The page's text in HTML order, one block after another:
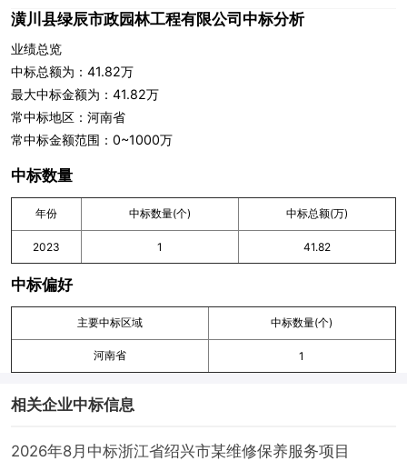
潢川县绿辰市政园林工程有限公司中标分析
业绩总览
中标总额为：41.82万
最大中标金额为：41.82万
常中标地区：河南省
常中标金额范围：0~1000万
中标数量
年份 中标数量(个) 中标总额(万)
2023 1 41.82
中标偏好
主要中标区域 中标数量(个)
河南省 1
相关企业中标信息
2026年8月中标浙江省绍兴市某维修保养服务项目